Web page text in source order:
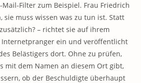
Mail-Filter zum Beispiel. Frau Friedrich
sie muss wissen was zu tun ist. Statt
– richtet sie auf ihrem
Internetpranger ein und veröffentlicht
Belästigers dort. Ohne zu prüfen,
mit dem Namen an diesem Ort gibt,
ob der Beschuldigte überhaupt